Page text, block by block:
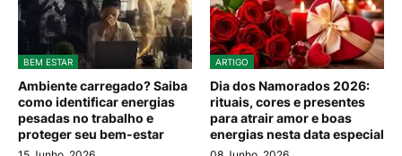
BEM ESTAR
Ambiente carregado? Saiba
como identificar energias
pesadas no trabalho e
proteger seu bem-estar
ARTIGO
Dia dos Namorados 2026:
rituais, cores e presentes
para atrair amor e boas
energias nesta data especial